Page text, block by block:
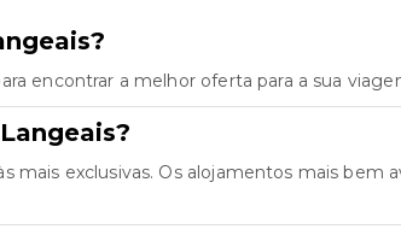
encontrar a melhor oferta para a sua
exclusivas. Os alojamentos mais bem